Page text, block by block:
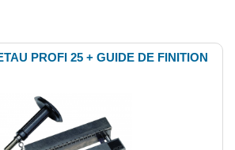
PROFI 25 + GUIDE DE FINITION